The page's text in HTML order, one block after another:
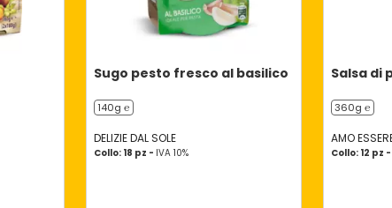
Sugo pesto fresco al basilico
140g ℮
DELIZIE DAL SOLE
Collo: 18 pz - IVA 10%
Salsa di
360g ℮
AMO
Collo: 12 pz